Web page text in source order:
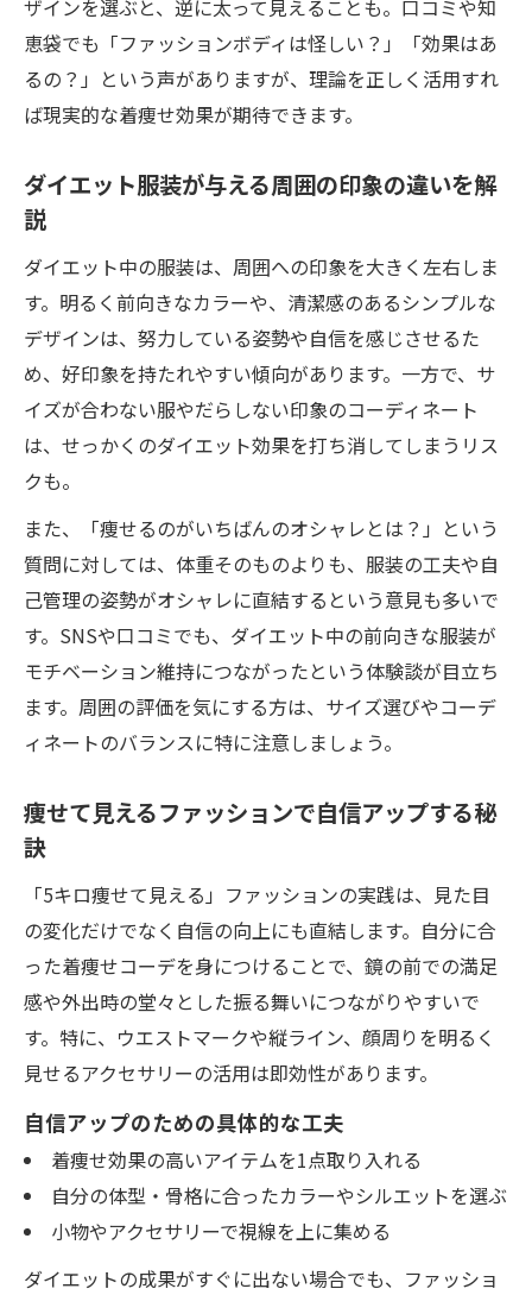
方
口コミで話題のファッションとボディ改善
法
ザインを選ぶと、逆に太って見えることも。口コミや知
恵袋でも「ファッションボディは怪しい？」「効果はあ
るの？」という声がありますが、理論を正しく活用すれ
ば現実的な着痩せ効果が期待できます。
ダイエット服装が与える周囲の印象の違いを解
説
ダイエット中の服装は、周囲への印象を大きく左右しま
す。明るく前向きなカラーや、清潔感のあるシンプルな
デザインは、努力している姿勢や自信を感じさせるた
め、好印象を持たれやすい傾向があります。一方で、サ
イズが合わない服やだらしない印象のコーディネート
は、せっかくのダイエット効果を打ち消してしまうリス
クも。
また、「痩せるのがいちばんのオシャレとは？」という
質問に対しては、体重そのものよりも、服装の工夫や自
己管理の姿勢がオシャレに直結するという意見も多いで
す。SNSや口コミでも、ダイエット中の前向きな服装が
モチベーション維持につながったという体験談が目立ち
ます。周囲の評価を気にする方は、サイズ選びやコーデ
ィネートのバランスに特に注意しましょう。
痩せて見えるファッションで自信アップする秘
訣
「5キロ痩せて見える」ファッションの実践は、見た目
の変化だけでなく自信の向上にも直結します。自分に合
った着痩せコーデを身につけることで、鏡の前での満足
感や外出時の堂々とした振る舞いにつながりやすいで
す。特に、ウエストマークや縦ライン、顔周りを明るく
見せるアクセサリーの活用は即効性があります。
自信アップのための具体的な工夫
着痩せ効果の高いアイテムを1点取り入れる
自分の体型・骨格に合ったカラーやシルエットを選ぶ
小物やアクセサリーで視線を上に集める
ダイエットの成果がすぐに出ない場合でも、ファッショ